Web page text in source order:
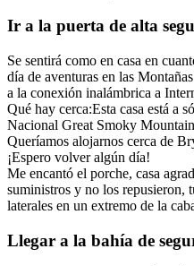
Ir a la puerta de alta
Se sentirá como en casa en
día de aventuras en las
a la conexión inalámbrica a
Qué hay cerca:Esta casa está a
Nacional Great Smoky
Queríamos alojarnos cerca de
¡Espero volver algún día!
Me encantó el porche, casa
suministros y no los repusieron,
laterales en un extremo de la
Llegar a la bahía de